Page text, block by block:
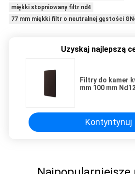
miękki stopniowany filtr nd4
77 mm miękki filtr o neutralnej gęstości
Uzyskaj najlepszą
Filtry do kamer
mm 100 mm
Kontyntynuj